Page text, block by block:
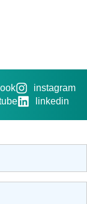
instagram
linkedin